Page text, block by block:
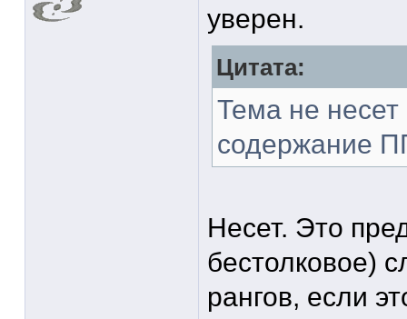
уверен.
Цитата:
Тема не несет
содержание
Несет. Это
бестолковое)
рангов, если